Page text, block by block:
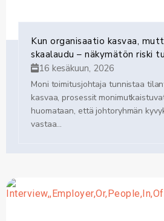
Kun organisaatio kasvaa,
skaalaudu – näkymätön riski
16 kesäkuun, 2026
Moni toimitusjohtaja tunnistaa
kasvaa, prosessit
huomataan, että johtoryhmän
vastaa...